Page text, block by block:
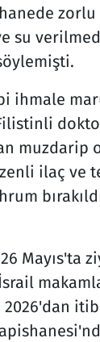
su
ihmale
muzdarip
ilaç ve
Mayıs'ta